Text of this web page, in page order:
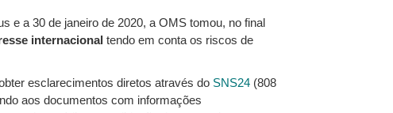
e a 30 de janeiro de 2020, a OMS tomou, no final
internacional tendo em conta os riscos de
esclarecimentos diretos através do SNS24 (808
aos documentos com informações